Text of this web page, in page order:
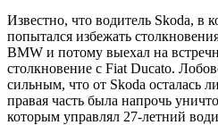
Известно, что водитель Skoda, в
попытался избежать
BMW и потому выехал на
столкновение с Fiat Ducato.
сильным, что от Skoda осталась
правая часть была напрочь
которым управлял 27-летний